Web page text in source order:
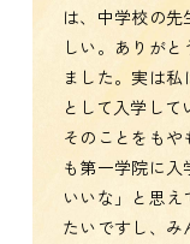
は、中学校の
しい。ありが
ました。実は
として入学して
そのことをも
も第一学院に
いいな」と思
たいですし、